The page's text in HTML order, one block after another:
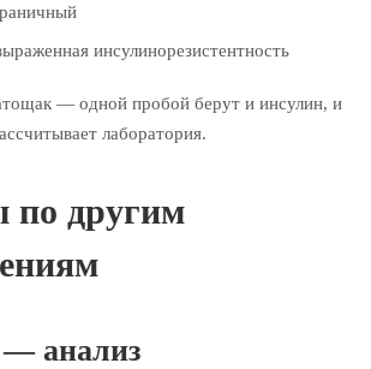
инсулинорезистентность
— одной пробой берут и инсулин, и
лаборатория.
по другим
— анализ